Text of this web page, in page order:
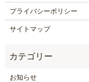
プライバシーポリシー
サイトマップ
お知らせ